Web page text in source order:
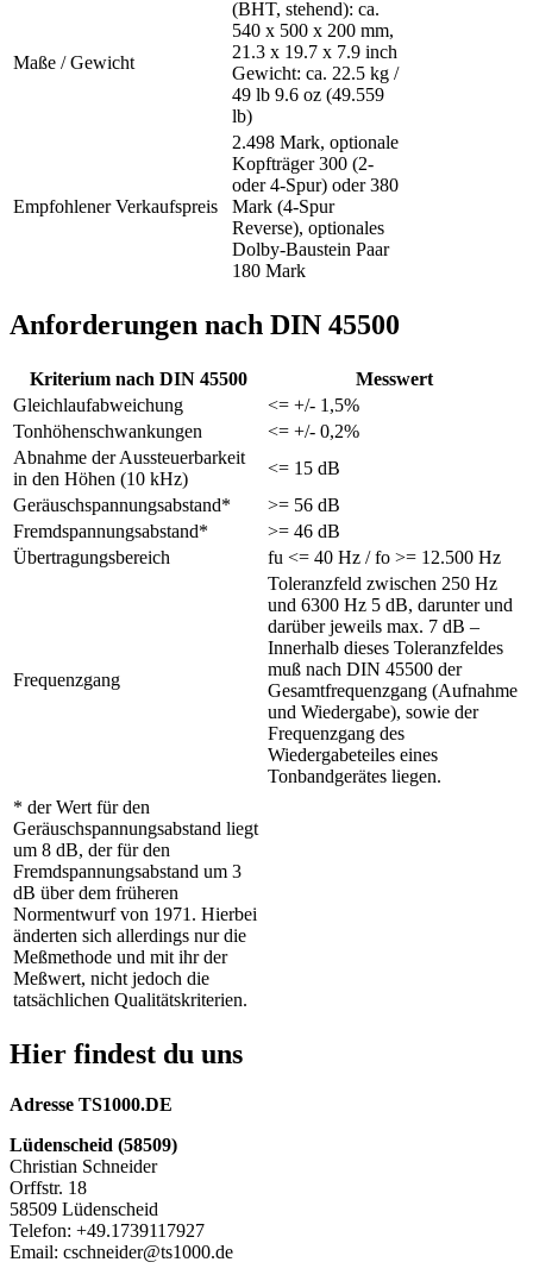
Maße / Gewicht
(BHT, stehend): ca.
540 x 500 x 200 mm,
21.3 x 19.7 x 7.9 inch
Gewicht: ca. 22.5 kg /
49 lb 9.6 oz (49.559
lb)
Empfohlener Verkaufspreis
2.498 Mark, optionale
Kopfträger 300 (2-
oder 4-Spur) oder 380
Mark (4-Spur
Reverse), optionales
Dolby-Baustein Paar
180 Mark
Anforderungen nach DIN 45500
Kriterium nach DIN 45500
Messwert
Gleichlaufabweichung
<= +/- 1,5%
Tonhöhenschwankungen
<= +/- 0,2%
Abnahme der Aussteuerbarkeit
in den Höhen (10 kHz)
<= 15 dB
Geräuschspannungsabstand*
>= 56 dB
Fremdspannungsabstand*
>= 46 dB
Übertragungsbereich
fu <= 40 Hz / fo >= 12.500 Hz
Frequenzgang
Toleranzfeld zwischen 250 Hz
und 6300 Hz 5 dB, darunter und
darüber jeweils max. 7 dB –
Innerhalb dieses Toleranzfeldes
muß nach DIN 45500 der
Gesamtfrequenzgang (Aufnahme
und Wiedergabe), sowie der
Frequenzgang des
Wiedergabeteiles eines
Tonbandgerätes liegen.
* der Wert für den
Geräuschspannungsabstand liegt
um 8 dB, der für den
Fremdspannungsabstand um 3
dB über dem früheren
Normentwurf von 1971. Hierbei
änderten sich allerdings nur die
Meßmethode und mit ihr der
Meßwert, nicht jedoch die
tatsächlichen Qualitätskriterien.
Hier findest du uns
Adresse TS1000.DE
Lüdenscheid (58509)
Christian Schneider
Orffstr. 18
58509 Lüdenscheid
Telefon: +49.1739117927
Email: cschneider@ts1000.de